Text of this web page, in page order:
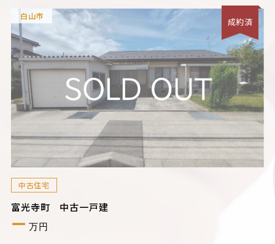
白山市
成約済
中古住宅
富光寺町 中古一戸建
ー 万円